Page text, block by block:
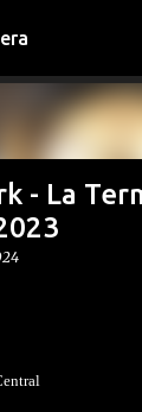
Ir al contenido
- La